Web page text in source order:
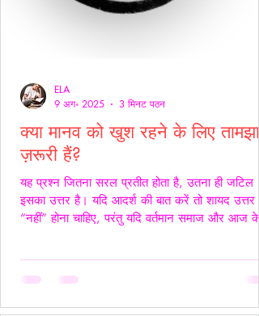
क्या मानव को खुश रहने के लिए तामझाम
ज़रूरी हैं?
यह प्रश्न जितना सरल प्रतीत होता है, उतना ही जटिल
इसका उत्तर है। यदि आदर्श की बात करें तो शायद उत्तर
“नहीं” होना चाहिए, परंतु यदि वर्तमान समाज और आज के
98% समस्याओं का केंद्र बिंदु पैसा बन चुका है। चाहे वह
सम्मान हो, सुरक्षा हो, शिक्षा हो या स्वास्थ्य हर समस्या का
ELA
9 अग॰ 2025
3 मिनट पठन